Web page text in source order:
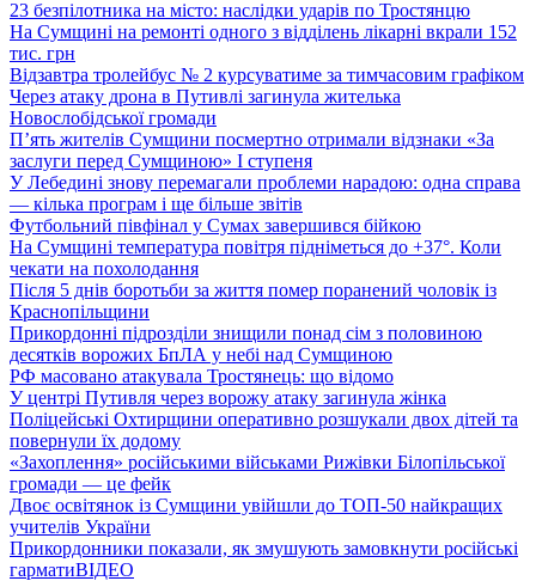
23 безпілотника на місто: наслідки ударів по Тростянцю
На Сумщині на ремонті одного з відділень лікарні вкрали 152
тис. грн
Відзавтра тролейбус № 2 курсуватиме за тимчасовим графіком
Через атаку дрона в Путивлі загинула жителька
Новослобідської громади
П’ять жителів Сумщини посмертно отримали відзнаки «За
заслуги перед Сумщиною» І ступеня
У Лебедині знову перемагали проблеми нарадою: одна справа
— кілька програм і ще більше звітів
Футбольний півфінал у Сумах завершився бійкою
На Сумщині температура повітря підніметься до +37°. Коли
чекати на похолодання
Після 5 днів боротьби за життя помер поранений чоловік із
Краснопільщини
Прикордонні підрозділи знищили понад сім з половиною
десятків ворожих БпЛА у небі над Сумщиною
РФ масовано атакувала Тростянець: що відомо
У центрі Путивля через ворожу атаку загинула жінка
Поліцейські Охтирщини оперативно розшукали двох дітей та
повернули їх додому
«Захоплення» російськими військами Рижівки Білопільської
громади — це фейк
Двоє освітянок із Сумщини увійшли до ТОП-50 найкращих
учителів України
Прикордонники показали, як змушують замовкнути російські
гарматиВІДЕО